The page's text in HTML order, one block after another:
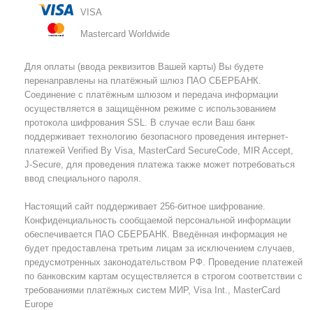
VISA
Mastercard Worldwide
Для оплаты (ввода реквизитов Вашей карты) Вы будете
перенаправлены на платёжный шлюз ПАО СБЕРБАНК.
Соединение с платёжным шлюзом и передача информации
осуществляется в защищённом режиме с использованием
протокола шифрования SSL. В случае если Ваш банк
поддерживает технологию безопасного проведения интернет-
платежей Verified By Visa, MasterCard SecureCode, MIR Accept,
J-Secure, для проведения платежа также может потребоваться
ввод специального пароля.
Настоящий сайт поддерживает 256-битное шифрование.
Конфиденциальность сообщаемой персональной информации
обеспечивается ПАО СБЕРБАНК. Введённая информация не
будет предоставлена третьим лицам за исключением случаев,
предусмотренных законодательством РФ. Проведение платежей
по банковским картам осуществляется в строгом соответствии с
требованиями платёжных систем МИР, Visa Int., MasterCard
Europe